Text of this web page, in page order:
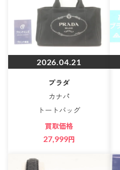
2026.04.21
プラダ
カナパ
トートバッグ
買取価格
27,999円